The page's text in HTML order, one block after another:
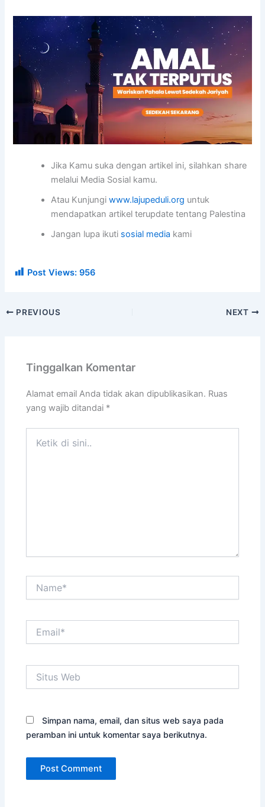
Jika Kamu suka dengan artikel ini, silahkan share
melalui Media Sosial kamu.
Atau Kunjungiwww.lajupeduli.org untuk
mendapatkan artikel terupdate tentang Palestina
Jangan lupa ikuti sosial media kami
Post Views: 956
PREVIOUS NEXT
Tinggalkan Komentar
Alamat email Anda tidak akan dipublikasikan. Ruas
yang wajib ditandai *
Web
Simpan nama, email, dan situs web saya pada
peramban ini untuk komentar saya berikutnya.